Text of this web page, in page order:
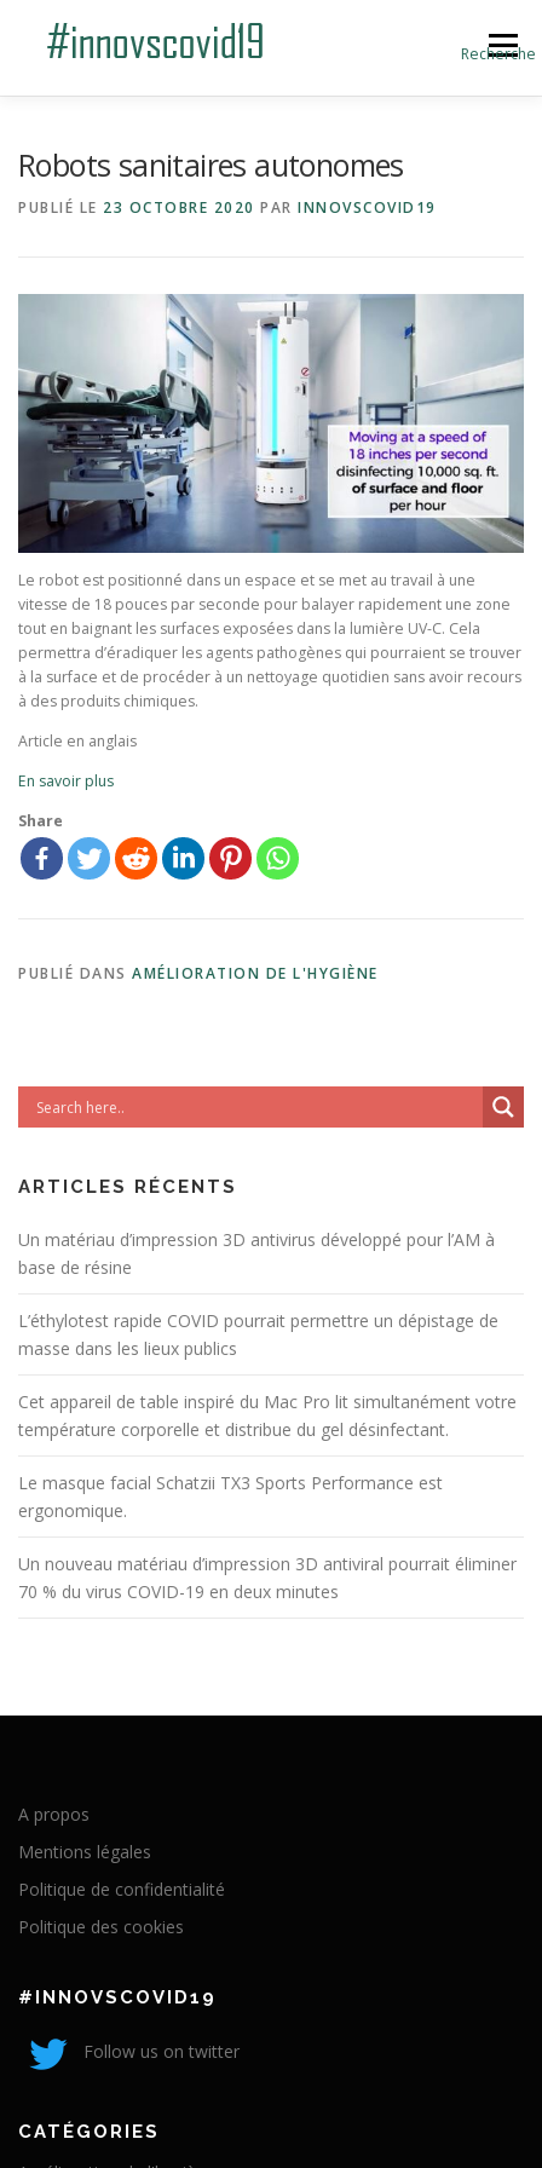
Recherche
Menu
Robots sanitaires autonomes
PUBLIÉ LE 23 OCTOBRE 2020 PAR INNOVSCOVID19
Le robot est positionné dans un espace et se met au travail à une
vitesse de 18 pouces par seconde pour balayer rapidement une zone
tout en baignant les surfaces exposées dans la lumière UV-C. Cela
permettra d’éradiquer les agents pathogènes qui pourraient se trouver
à la surface et de procéder à un nettoyage quotidien sans avoir recours
à des produits chimiques.
Article en anglais
En savoir plus
Share
PUBLIÉ DANS AMÉLIORATION DE L'HYGIÈNE
ARTICLES RÉCENTS
Un matériau d’impression 3D antivirus développé pour l’AM à
base de résine
L’éthylotest rapide COVID pourrait permettre un dépistage de
masse dans les lieux publics
Cet appareil de table inspiré du Mac Pro lit simultanément votre
température corporelle et distribue du gel désinfectant.
Le masque facial Schatzii TX3 Sports Performance est
ergonomique.
Un nouveau matériau d’impression 3D antiviral pourrait éliminer
70 % du virus COVID-19 en deux minutes
A propos
Mentions légales
Politique de confidentialité
Politique des cookies
#INNOVSCOVID19
Follow us on twitter
CATÉGORIES